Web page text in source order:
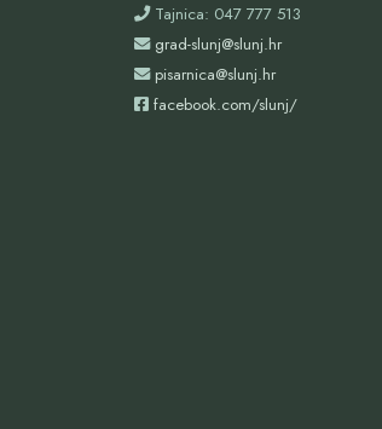
Tajnica: 047 777 513
grad-slunj@slunj.hr
pisarnica@slunj.hr
facebook.com/slunj/